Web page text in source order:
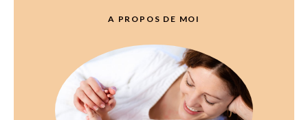
A PROPOS DE MOI